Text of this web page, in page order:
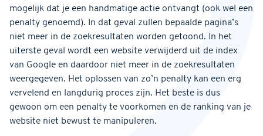
mogelijk dat je een handmatige actie ontvangt (ook wel een
penalty genoemd). In dat geval zullen bepaalde pagina’s
niet meer in de zoekresultaten worden getoond. In het
uiterste geval wordt een website verwijderd uit de index
van Google en daardoor niet meer in de zoekresultaten
weergegeven. Het oplossen van zo’n penalty kan een erg
vervelend en langdurig proces zijn. Het beste is dus
gewoon om een penalty te voorkomen en de ranking van je
website niet bewust te manipuleren.